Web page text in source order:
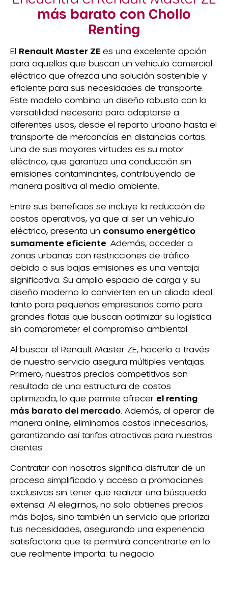
más barato con Chollo
Renting
El Renault Master ZE es una excelente opción
para aquellos que buscan un vehículo comercial
eléctrico que ofrezca una solución sostenible y
eficiente para sus necesidades de transporte.
Este modelo combina un diseño robusto con la
versatilidad necesaria para adaptarse a
diferentes usos, desde el reparto urbano hasta el
transporte de mercancías en distancias cortas.
Una de sus mayores virtudes es su motor
eléctrico, que garantiza una conducción sin
emisiones contaminantes, contribuyendo de
manera positiva al medio ambiente.
Entre sus beneficios se incluye la reducción de
costos operativos, ya que al ser un vehículo
eléctrico, presenta un consumo energético
sumamente eficiente . Además, acceder a
zonas urbanas con restricciones de tráfico
debido a sus bajas emisiones es una ventaja
significativa. Su amplio espacio de carga y su
diseño moderno lo convierten en un aliado ideal
tanto para pequeños empresarios como para
grandes flotas que buscan optimizar su logística
sin comprometer el compromiso ambiental.
Al buscar el Renault Master ZE, hacerlo a través
de nuestro servicio asegura múltiples ventajas.
Primero, nuestros precios competitivos son
resultado de una estructura de costos
optimizada, lo que permite ofrecer el renting
más barato del mercado . Además, al operar de
manera online, eliminamos costos innecesarios,
garantizando así tarifas atractivas para nuestros
clientes.
Contratar con nosotros significa disfrutar de un
proceso simplificado y acceso a promociones
exclusivas sin tener que realizar una búsqueda
extensa. Al elegirnos, no solo obtienes precios
más bajos, sino también un servicio que prioriza
tus necesidades, asegurando una experiencia
satisfactoria que te permitirá concentrarte en lo
que realmente importa: tu negocio.